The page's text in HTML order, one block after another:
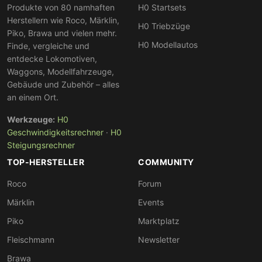
Produkte von 80 namhaften
Herstellern wie Roco, Märklin,
Piko, Brawa und vielen mehr.
Finde, vergleiche und
entdecke Lokomotiven,
Waggons, Modellfahrzeuge,
Gebäude und Zubehör – alles
an einem Ort.
Werkzeuge: H0
Geschwindigkeitsrechner · H0
Steigungsrechner
H0 Startsets
H0 Triebzüge
H0 Modellautos
TOP-HERSTELLER
Roco
Märklin
Piko
Fleischmann
Brawa
COMMUNITY
Forum
Events
Marktplatz
Newsletter